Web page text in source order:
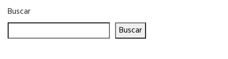
Buscar
Buscar